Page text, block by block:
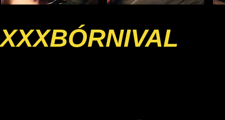
XXXBÓRNIVAL